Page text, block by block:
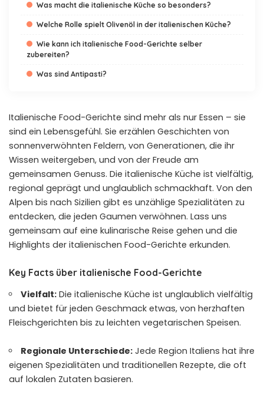
Was macht die italienische Küche so besonders?
Welche Rolle spielt Olivenöl in der italienischen Küche?
Wie kann ich italienische Food-Gerichte selber
zubereiten?
Was sind Antipasti?
Italienische Food-Gerichte sind mehr als nur Essen – sie
sind ein Lebensgefühl. Sie erzählen Geschichten von
sonnenverwöhnten Feldern, von Generationen, die ihr
Wissen weitergeben, und von der Freude am
gemeinsamen Genuss. Die italienische Küche ist vielfältig,
regional geprägt und unglaublich schmackhaft. Von den
Alpen bis nach Sizilien gibt es unzählige Spezialitäten zu
entdecken, die jeden Gaumen verwöhnen. Lass uns
gemeinsam auf eine kulinarische Reise gehen und die
Highlights der italienischen Food-Gerichte erkunden.
Key Facts über italienische Food-Gerichte
Vielfalt: Die italienische Küche ist unglaublich vielfältig
und bietet für jeden Geschmack etwas, von herzhaften
Fleischgerichten bis zu leichten vegetarischen Speisen.
Regionale Unterschiede: Jede Region Italiens hat ihre
eigenen Spezialitäten und traditionellen Rezepte, die oft
auf lokalen Zutaten basieren.